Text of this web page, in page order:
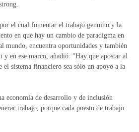
el cual fomentar el trabajo genuino y la
en que hay un cambio de paradigma en
mundo, encuentra oportunidades y también
y en ese marco, añadió: "Hay que apostar al
sistema financiero sea sólo un apoyo a la
economía de desarrollo y de inclusión
trabajo, porque cada puesto de trabajo